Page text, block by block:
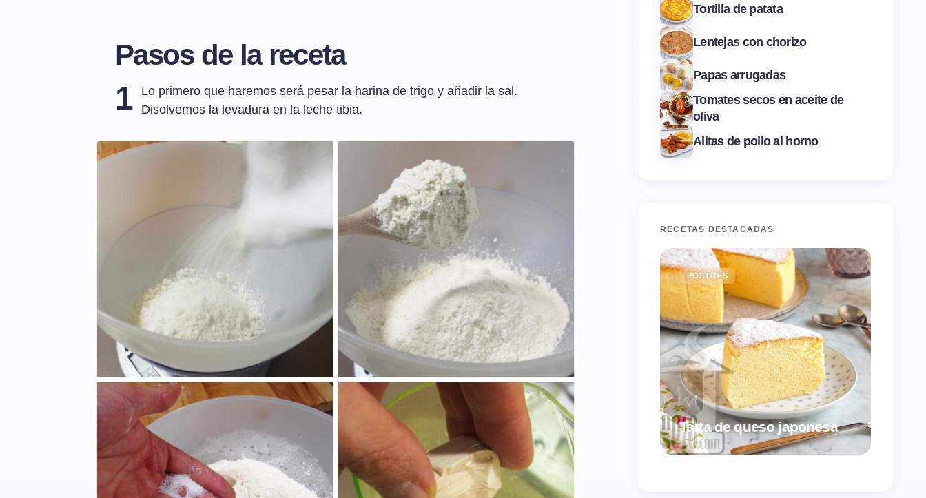
Pasos de la receta
1
Lo primero que haremos será pesar la harina de trigo y añadir la sal.
Disolvemos la levadura en la leche tibia.
Tortilla de patata
Lentejas con chorizo
Papas arrugadas
Tomates secos en aceite de
oliva
Alitas de pollo al horno
RECETAS DESTACADAS
POSTRES
Tarta de queso japonesa